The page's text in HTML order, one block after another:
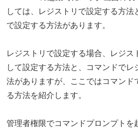
しては、レジストリで設定する方法
で設定する方法があります。
レジストリで設定する場合、レジス
して設定する方法と、コマンドでレ
法がありますが、ここではコマンド
る方法を紹介します。
管理者権限でコマンドプロンプトを